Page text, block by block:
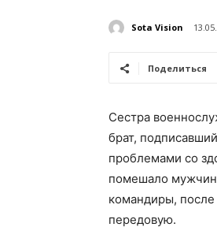
Sota Vision
Поделиться
Сестра
брат,
проблемами со
помешало
командиры, после
передовую.